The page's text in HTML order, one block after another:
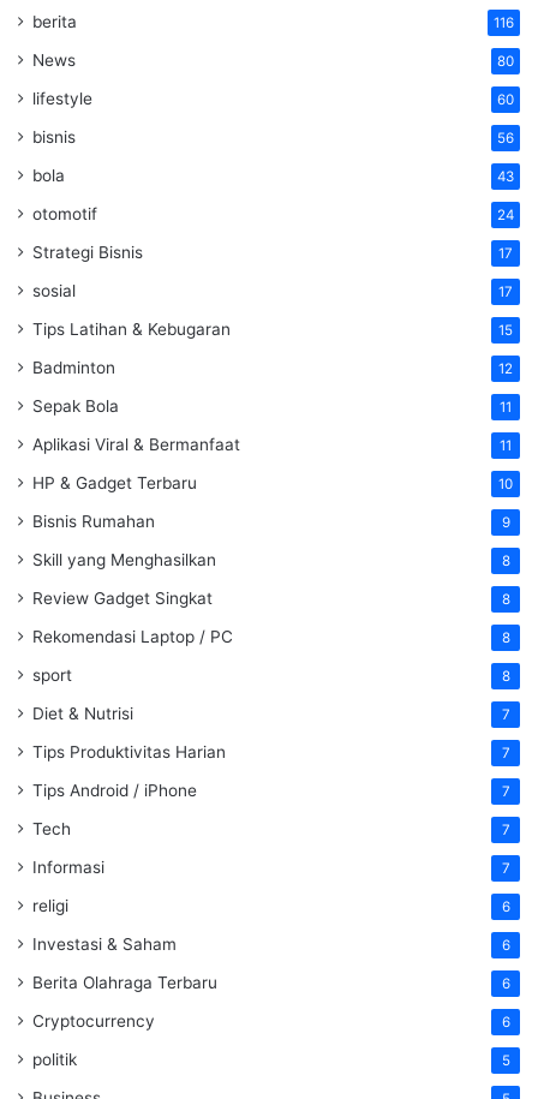
berita 116
News 80
lifestyle 60
bisnis 56
bola 43
otomotif 24
Strategi Bisnis 17
sosial 17
Tips Latihan & Kebugaran 15
Badminton 12
Sepak Bola 11
Aplikasi Viral & Bermanfaat 11
HP & Gadget Terbaru 10
Bisnis Rumahan 9
Skill yang Menghasilkan 8
Review Gadget Singkat 8
Rekomendasi Laptop / PC 8
sport 8
Diet & Nutrisi 7
Tips Produktivitas Harian 7
Tips Android / iPhone 7
Tech 7
Informasi 7
religi 6
Investasi & Saham 6
Berita Olahraga Terbaru 6
Cryptocurrency 6
politik 5